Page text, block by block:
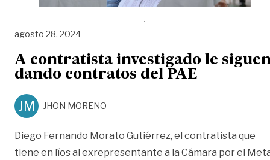
agosto 28, 2024
A contratista investigado le
dando contratos del PAE
JM JHON MORENO
Diego Fernando Morato Gutiérrez, el contratista que
tiene en líos al exrepresentante a la Cámara por el